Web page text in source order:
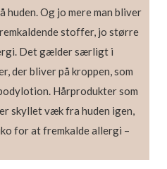
Og jo mere man bliver
stoffer, jo større
Det gælder særligt i
der bliver på kroppen, som
Hårprodukter som
skyllet væk fra huden igen,
for at fremkalde allergi –